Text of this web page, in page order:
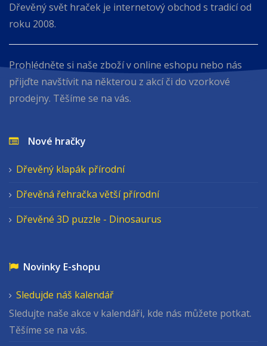
Dřevěný svět hraček je internetový obchod s tradicí od
roku 2008.
Prohlédněte si naše zboží v online eshopu nebo nás
přijďte navštívit na některou z akcí či do vzorkové
prodejny. Těšíme se na vás.
Nové hračky
Dřevěný klapák přírodní
Dřevěná řehračka větší přírodní
Dřevěné 3D puzzle - Dinosaurus
Novinky E-shopu
Sledujde náš kalendář
Sledujte naše akce v kalendáři, kde nás můžete potkat.
Těšíme se na vás.